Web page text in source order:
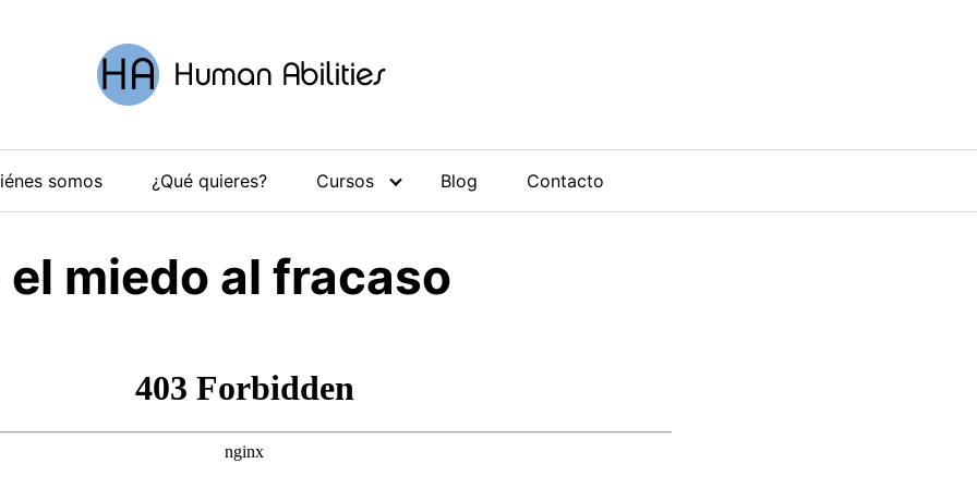
somos ¿Qué quieres? Cursos Blog Contacto
el miedo al fracaso